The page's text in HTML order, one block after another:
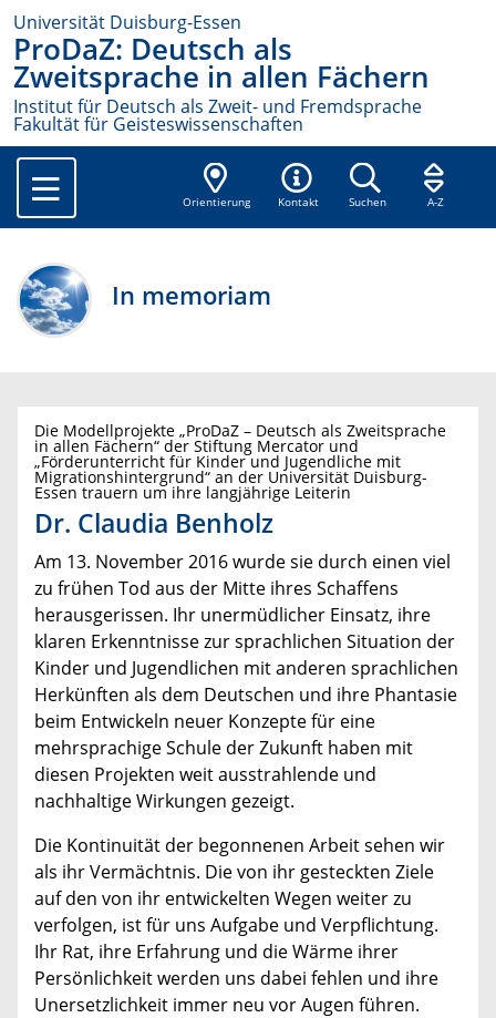
Universität Duisburg-Essen
ProDaZ: Deutsch als
Zweitsprache in allen Fächern
Institut für Deutsch als Zweit- und Fremdsprache
Fakultät für Geisteswissenschaften
Orientierung Kontakt Suchen A-Z
In memoriam
Die Modellprojekte „ProDaZ – Deutsch als Zweitsprache
in allen Fächern“ der Stiftung Mercator und
„Förderunterricht für Kinder und Jugendliche mit
Migrationshintergrund“ an der Universität Duisburg-
Essen trauern um ihre langjährige Leiterin
Dr. Claudia Benholz
Am 13. November 2016 wurde sie durch einen viel
zu frühen Tod aus der Mitte ihres Schaffens
herausgerissen. Ihr unermüdlicher Einsatz, ihre
klaren Erkenntnisse zur sprachlichen Situation der
Kinder und Jugendlichen mit anderen sprachlichen
Herkünften als dem Deutschen und ihre Phantasie
beim Entwickeln neuer Konzepte für eine
mehrsprachige Schule der Zukunft haben mit
diesen Projekten weit ausstrahlende und
nachhaltige Wirkungen gezeigt.
Die Kontinuität der begonnenen Arbeit sehen wir
als ihr Vermächtnis. Die von ihr gesteckten Ziele
auf den von ihr entwickelten Wegen weiter zu
verfolgen, ist für uns Aufgabe und Verpflichtung.
Ihr Rat, ihre Erfahrung und die Wärme ihrer
Persönlichkeit werden uns dabei fehlen und ihre
Unersetzlichkeit immer neu vor Augen führen.